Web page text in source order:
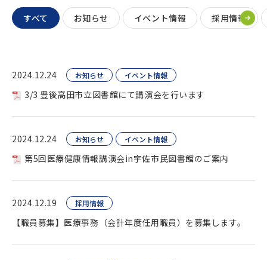
すべて お知らせ イベント情報 採用情報
2024.12.24 お知らせ イベント情報
3/3 豊後高田市立図書館にて講演会を行います
2024.12.24 お知らせ イベント情報
第5回医療健康情報講演会in宇佐市民図書館のご案内
2024.12.19 採用情報
【職員募集】医療事務（会計年度任用職員）を募集します。